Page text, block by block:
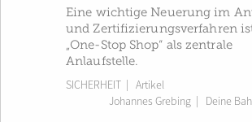
Eine wichtige Neuerung im
und Zertifizierungsverfahren
„One-Stop Shop“ als zentrale
Anlaufstelle.
SICHERHEIT | Artikel
Johannes Grebing
Deine